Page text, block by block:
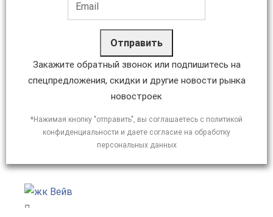
Отправить
Закажите обратный звонок или подпишитесь на
спецпредложения, скидки и другие новости рынка
новостроек
*Нажимая кнопку "отправить", вы соглашаетесь с политикой
конфиденциальности и даете согласие на обработку
персональных данных